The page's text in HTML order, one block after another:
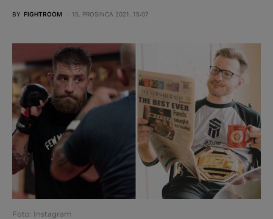
BY FIGHTROOM 15. PROSINCA 2021. 15:07
Foto: Instagram